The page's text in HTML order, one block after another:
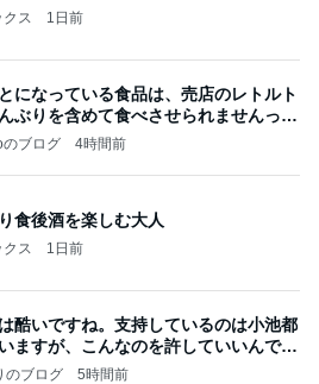
ス 1日前
になっている食品は、売店のレトルト
ぶりを含めて食べさせられませんっ
ブログ 4時間前
食後酒を楽しむ大人
ス 1日前
酷いですね。支持しているのは小池都
ますが、こんなのを許していいんです
のブログ 5時間前